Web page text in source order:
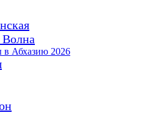
в Абхазию 2026